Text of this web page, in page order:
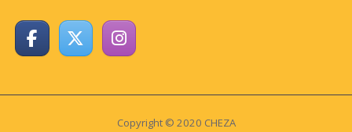
Copyright © 2020 CHEZA